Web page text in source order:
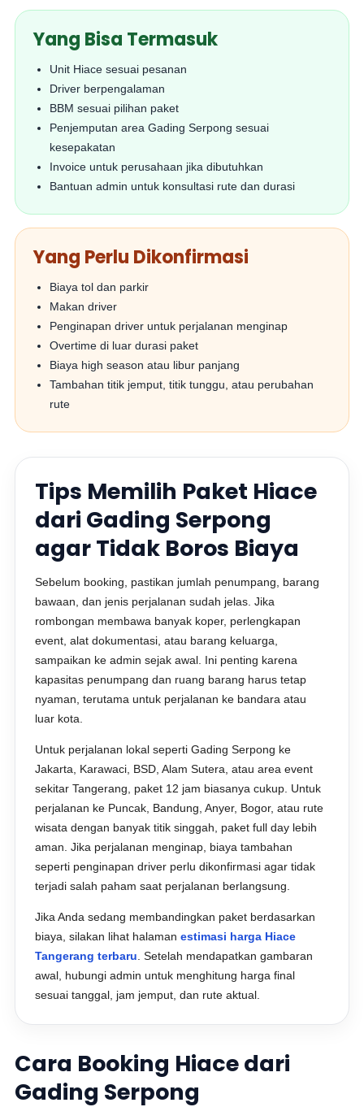
Yang Bisa Termasuk
Unit Hiace sesuai pesanan
Driver berpengalaman
BBM sesuai pilihan paket
Penjemputan area Gading Serpong sesuai
kesepakatan
Invoice untuk perusahaan jika dibutuhkan
Bantuan admin untuk konsultasi rute dan durasi
Yang Perlu Dikonfirmasi
Biaya tol dan parkir
Makan driver
Penginapan driver untuk perjalanan menginap
Overtime di luar durasi paket
Biaya high season atau libur panjang
Tambahan titik jemput, titik tunggu, atau perubahan
rute
Tips Memilih Paket Hiace
dari Gading Serpong
agar Tidak Boros Biaya
Sebelum booking, pastikan jumlah penumpang, barang
bawaan, dan jenis perjalanan sudah jelas. Jika
rombongan membawa banyak koper, perlengkapan
event, alat dokumentasi, atau barang keluarga,
sampaikan ke admin sejak awal. Ini penting karena
kapasitas penumpang dan ruang barang harus tetap
nyaman, terutama untuk perjalanan ke bandara atau
luar kota.
Untuk perjalanan lokal seperti Gading Serpong ke
Jakarta, Karawaci, BSD, Alam Sutera, atau area event
sekitar Tangerang, paket 12 jam biasanya cukup. Untuk
perjalanan ke Puncak, Bandung, Anyer, Bogor, atau rute
wisata dengan banyak titik singgah, paket full day lebih
aman. Jika perjalanan menginap, biaya tambahan
seperti penginapan driver perlu dikonfirmasi agar tidak
terjadi salah paham saat perjalanan berlangsung.
Jika Anda sedang membandingkan paket berdasarkan
biaya, silakan lihat halamanestimasi harga Hiace
Tangerang terbaru . Setelah mendapatkan gambaran
awal, hubungi admin untuk menghitung harga final
sesuai tanggal, jam jemput, dan rute aktual.
Cara Booking Hiace dari
Gading Serpong